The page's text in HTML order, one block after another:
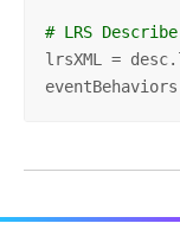
# LRS
lrsXML =